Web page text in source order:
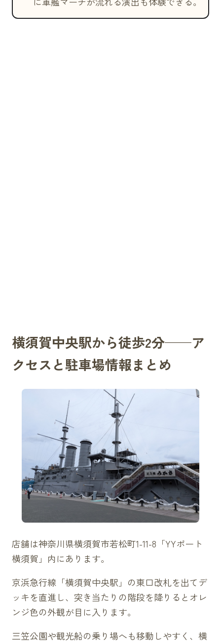
横須賀中央駅から徒歩2分——ア
クセスと駐車場情報まとめ
店舗は神奈川県横須賀市若松町1-11-8「YYポート
横須賀」内にあります。
京浜急行線「横須賀中央駅」の東口改札を出てデ
ッキを直進し、突き当たりの階段を降りるとオレ
ンジ色の外観が目に入ります。
三笠公園や観光船の乗り場へも移動しやすく、横